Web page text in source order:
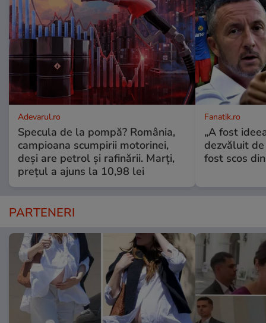
Adevarul.ro
Specula de la pompă? România,
campioana scumpirii motorinei,
deși are petrol și rafinării. Marți,
prețul a ajuns la 10,98 lei
Fanatik.ro
„A fost
dezvăluit
fost scos
PARTENERI